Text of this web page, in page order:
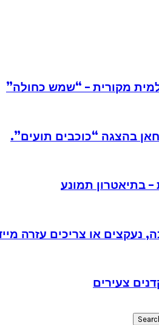
מקורית – “שמש כחולה”
בהצגה “כוכבים תועים”.
בתיאטרון תמונע
או צריכים עזרה
צעירים